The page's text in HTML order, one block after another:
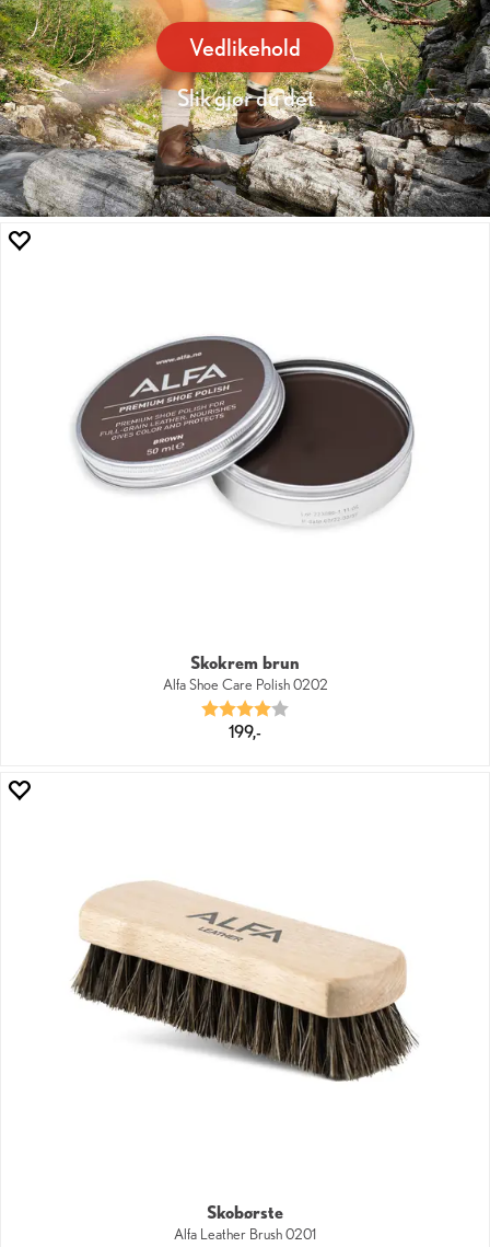
Vedlikehold
Slik gjør du det
Skokrem brun
Alfa Shoe Care Polish 0202
Karakter:
199,-
Skobørste
Alfa Leather Brush 0201